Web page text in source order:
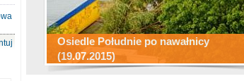
Osiedle Południe po nawałnicy
(19.07.2015)
Wizytówka Włocławka
polowanie wigilijne 2014